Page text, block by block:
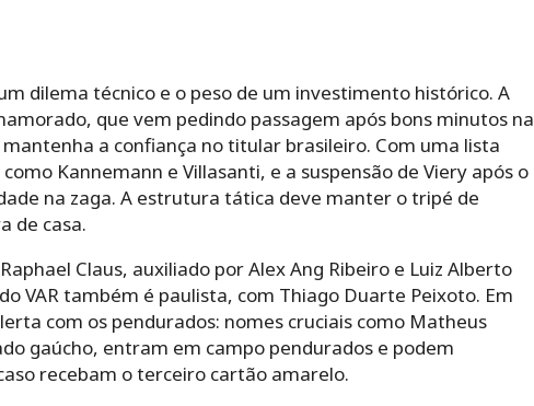
dilema técnico e o peso de um investimento histórico. A
que vem pedindo passagem após bons minutos na
a confiança no titular brasileiro. Com uma lista
Kannemann e Villasanti, e a suspensão de Viery após o
na zaga. A estrutura tática deve manter o tripé de
de casa.
Claus, auxiliado por Alex Ang Ribeiro e Luiz Alberto
VAR também é paulista, com Thiago Duarte Peixoto. Em
com os pendurados: nomes cruciais como Matheus
gaúcho, entram em campo pendurados e podem
recebam o terceiro cartão amarelo.